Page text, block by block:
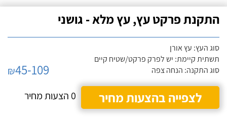
התקנת פרקט עץ, עץ מלא - גושני
סוג העץ: עץ אורן
תשתית קיימת: יש לפרק פרקט/שטיח קיים
סוג התקנה: הנחה צפה
₪45-109
לצפייה בהצעות מחיר
0 הצעות מחיר